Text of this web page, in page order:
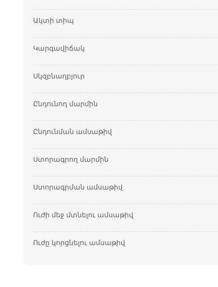
Ակտի տիպ
Կարգավիճակ
Սկզբնաղբյուր
Ընդունող մարմին
Ընդունման ամսաթիվ
Ստորագրող մարմին
Ստորագրման ամսաթիվ
Ուժի մեջ մտնելու ամսաթիվ
Ուժը կորցնելու ամսաթիվ